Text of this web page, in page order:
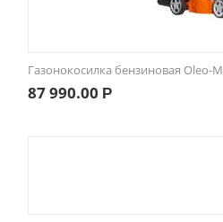
Газонокосилка бензиновая Oleo-
87 990.00 Р